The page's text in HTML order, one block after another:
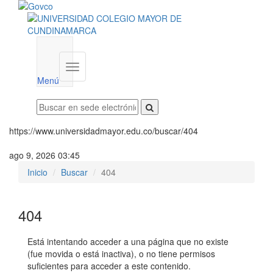
Menú
Menú
institucional
https://www.universidadmayor.edu.co/buscar/404
ago 9, 2026 03:45
Inicio
Buscar 404
404
Está intentando acceder a una página que no existe
(fue movida o está inactiva), o no tiene permisos
suficientes para acceder a este contenido.